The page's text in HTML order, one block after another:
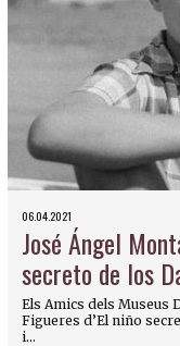
06.04.2021
José Ángel
secreto de los
Els Amics dels Museus
Figueres d’El niño
i...